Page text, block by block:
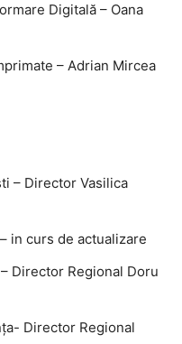
Digitală – Oana
– Adrian Mircea
– Director Vasilica
in curs de actualizare
Director Regional Doru
Director Regional